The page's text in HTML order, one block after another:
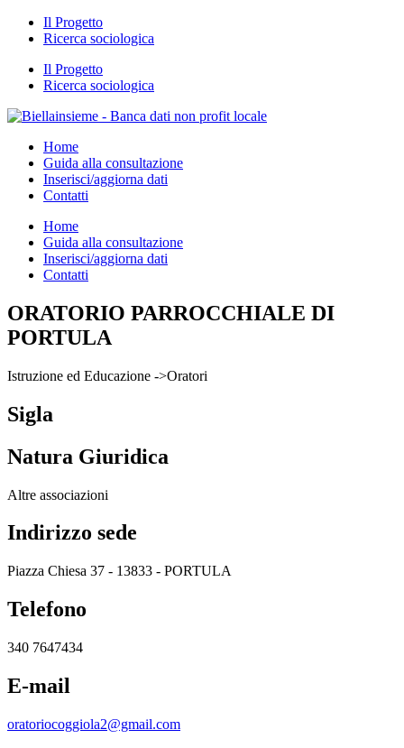
Il Progetto
Ricerca sociologica
Il Progetto
Ricerca sociologica
Home
Guida alla consultazione
Inserisci/aggiorna dati
Contatti
Home
Guida alla consultazione
Inserisci/aggiorna dati
Contatti
ORATORIO PARROCCHIALE DI
PORTULA
Istruzione ed Educazione ->Oratori
Sigla
Natura Giuridica
Altre associazioni
Indirizzo sede
Piazza Chiesa 37 - 13833 - PORTULA
Telefono
340 7647434
E-mail
oratoriocoggiola2@gmail.com